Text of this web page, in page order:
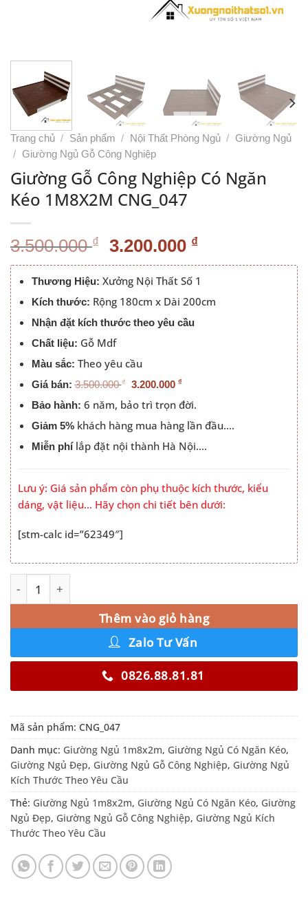
Trang chủ / Sản phẩm / Nội Thất Phòng Ngủ / Giường Ngủ
/ Giường Ngủ Gỗ Công Nghiệp
Giường Gỗ Công Nghiệp Có Ngăn
Kéo 1M8X2M CNG_047
3.500.000₫ Giá
gốc
là:
3.500.000 ₫.
3.200.000 ₫Giá
hiện
tại
là:
3.200.000 ₫.
Thương Hiệu: Xưởng Nội Thất Số 1
Kích thước: Rộng 180cm x Dài 200cm
Nhận đặt kích thước theo yêu cầu
Chất liệu: Gỗ Mdf
Màu sắc: Theo yêu cầu
Giá bán:3.500.000 ₫ 3.200.000 ₫
Bảo hành: 6 năm, bảo trì trọn đời.
Giảm 5%khách hàng mua hàng lần đầu….
Miễn phílắp đặt nội thành Hà Nội….
Lưu ý: Giá sản phẩm còn phụ thuộc kích thước, kiểu
dáng, vật liệu… Hãy chọn chi tiết bên dưới:
[stm-calc id=”62349″]
Giường Gỗ Công Nghiệp Có Ngăn Kéo 1M8X2M
Thêm vào giỏ hàng
Alternative:
Zalo Tư Vấn
0826.88.81.81
Mã sản phẩm: CNG_047
Danh mục: Giường Ngủ 1m8x2m, Giường Ngủ Có Ngăn Kéo,
Giường Ngủ Đẹp, Giường Ngủ Gỗ Công Nghiệp, Giường Ngủ
Kích Thước Theo Yêu Cầu
Thẻ: Giường Ngủ 1m8x2m, Giường Ngủ Có Ngăn Kéo, Giường
Ngủ Đẹp, Giường Ngủ Gỗ Công Nghiệp, Giường Ngủ Kích
Thước Theo Yêu Cầu